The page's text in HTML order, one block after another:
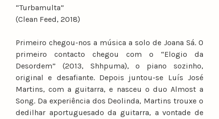
“Turbamulta”
(Clean Feed, 2018)
Primeiro chegou-nos a música a solo de Joana Sá. O
primeiro contacto chegou com o “Elogio da
Desordem” (2013, Shhpuma), o piano sozinho,
original e desafiante. Depois juntou-se Luís José
Martins, com a guitarra, e nasceu o duo Almost a
Song. Da experiência dos Deolinda, Martins trouxe o
dedilhar aportuguesado da guitarra, a vontade de